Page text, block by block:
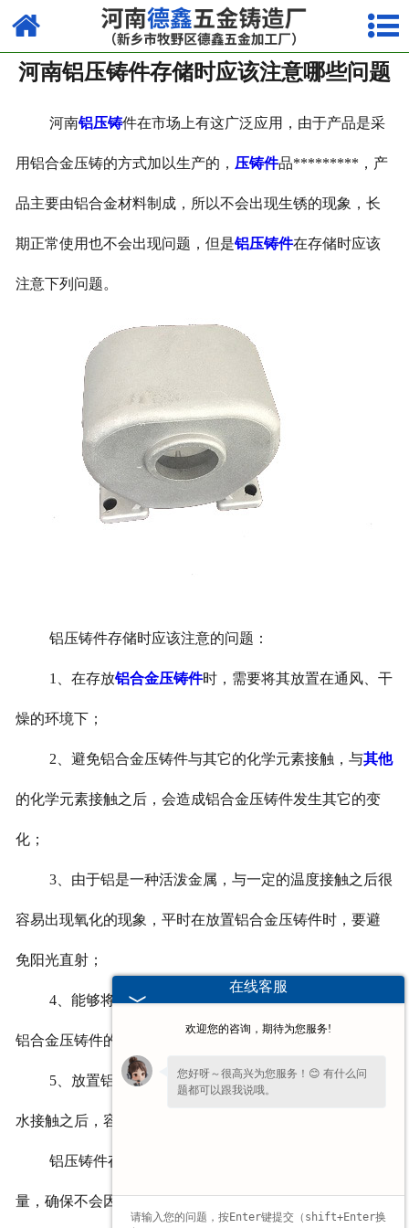
网站首页
走进我们
产品中心
荣誉资质
厂容厂貌
视频中心
河南铝压铸件存储时应该注意哪些问题
河南铝压铸件在市场上有这广泛应用，由于产品是采
用铝合金压铸的方式加以生产的， 压铸件品*********，产
品主要由铝合金材料制成，所以不会出现生锈的现象，长
期正常使用也不会出现问题，但是铝压铸件在存储时应该
注意下列问题。
铝压铸件存储时应该注意的问题：
1、在存放铝合金压铸件时，需要将其放置在通风、干
燥的环境下；
2、避免铝合金压铸件与其它的化学元素接触，与其他
的化学元素接触之后，会造成铝合金压铸件发生其它的变
化；
3、由于铝是一种活泼金属，与一定的温度接触之后很
容易出现氧化的现象，平时在放置铝合金压铸件时，要避
免阳光直射；
4、能够将铝合金压铸件放置在特定的位置，可以确保
铝合金压铸件的完好无损，不会发生其它******变化；
5、放置铝合金压铸件时，不要让压铸件和水接触，与
水接触之后，容易将铝合金压铸件变黑。
铝压铸件存储时注意这些问题，可以保护压铸件的质
量，确保不会因为储存不当产生质量不合格的问题。
在线客服
欢迎您的咨询，期待为您服务!
您好呀～很高兴为您服务！😊 有什么问
题都可以跟我说哦。